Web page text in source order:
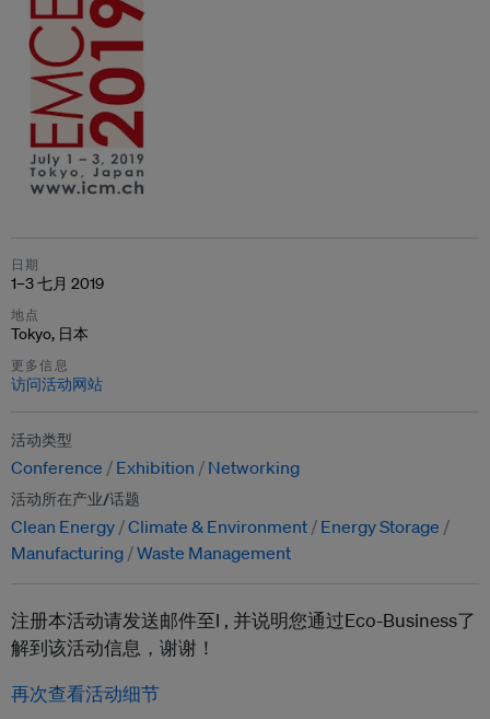
日期
1–3 七月 2019
地点
Tokyo, 日本
更多信息
访问活动网站
活动类型
Conference Exhibition Networking
活动所在产业/话题
Clean Energy Climate & Environment
Energy Storage
Manufacturing Waste Management
注册本活动请发送邮件至l , 并说明您通过Eco-Business了
解到该活动信息，谢谢！
再次查看活动细节